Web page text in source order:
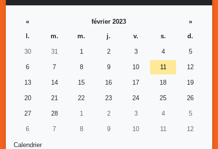
Calendrier
« février 2023
»
l.
m. m. j. v. s. d.
30 31 1 2 3 4 5
6 7 8 9 10 11 12
13 14 15 16 17 18 19
20 21 22 23 24 25 26
27 28 1 2 3 4 5
6 7 8 9 10 11 12